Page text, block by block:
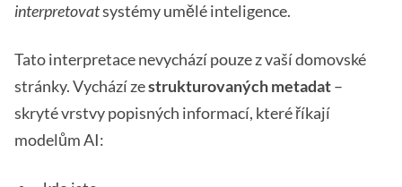
interpretovatsystémy umělé inteligence.
Tato interpretace nevychází pouze z vaší domovské
stránky. Vychází zestrukturovaných metadat–
skryté vrstvy popisných informací, které říkají
modelům AI: